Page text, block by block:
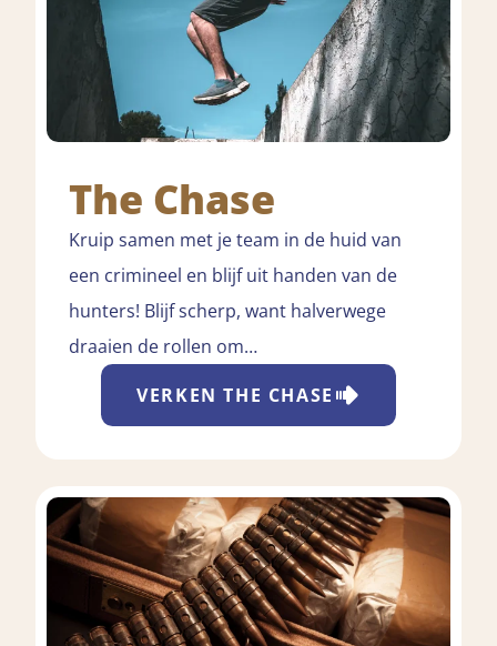
The Chase
Kruip samen met je team in de huid van
een crimineel en blijf uit handen van de
hunters! Blijf scherp, want halverwege
draaien de rollen om…
VERKENTHE CHASE